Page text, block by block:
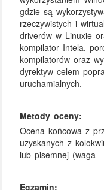
gdzie są
rzeczywistych i
driverów w Linuxie
kompilator Intela,
kompilatorów oraz
dyrektyw celem
uruchamialnych.
Metody oceny:
Ocena końcowa z
uzyskanych z
lub pisemnej (waga
Egzamin: